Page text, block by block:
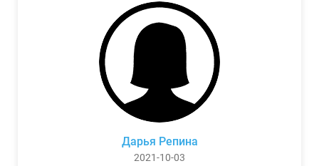
Дарья Репина
2021-10-03